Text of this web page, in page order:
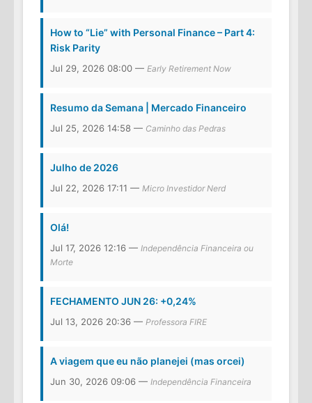
How to “Lie” with Personal Finance – Part 4:
Risk Parity
Jul 29, 2026 08:00 — Early Retirement Now
Resumo da Semana | Mercado Financeiro
Jul 25, 2026 14:58 — Caminho das Pedras
Julho de 2026
Jul 22, 2026 17:11 — Micro Investidor Nerd
Olá!
Jul 17, 2026 12:16 — Independência Financeira ou
Morte
FECHAMENTO JUN 26: +0,24%
Jul 13, 2026 20:36 — Professora FIRE
A viagem que eu não planejei (mas orcei)
Jun 30, 2026 09:06 — Independência Financeira